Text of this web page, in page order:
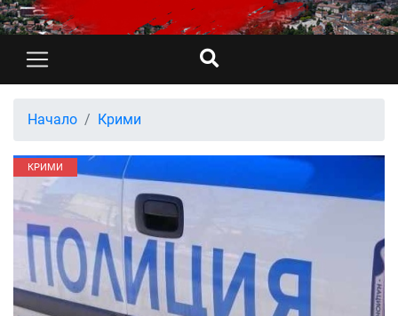
Начало Крими
КРИМИ